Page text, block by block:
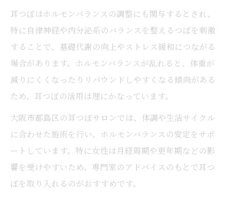
耳つぼはホルモンバランスの調整にも関与するとされ、
特に自律神経や内分泌系のバランスを整えるつぼを刺激
することで、基礎代謝の向上やストレス緩和につながる
場合があります。ホルモンバランスが乱れると、体重が
減りにくくなったりリバウンドしやすくなる傾向がある
ため、耳つぼの活用は理にかなっています。
大阪市都島区の耳つぼサロンでは、体調や生活サイクル
に合わせた施術を行い、ホルモンバランスの安定をサポ
ートしています。特に女性は月経周期や更年期などの影
響を受けやすいため、専門家のアドバイスのもとで耳つ
ぼを取り入れるのがおすすめです。